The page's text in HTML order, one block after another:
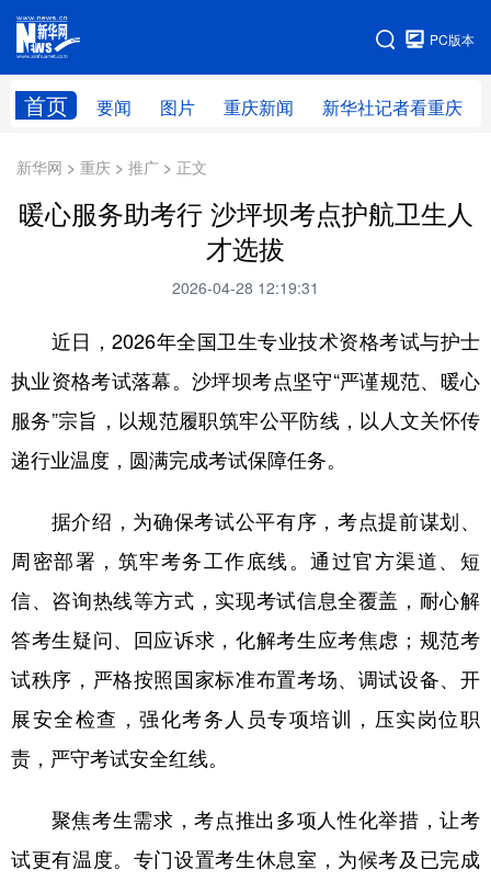
PC版本
首页 要闻 图片 重庆新闻 新华社记者看重庆
网站地图
新华网 > 重庆 > 推广 > 正文
暖心服务助考行 沙坪坝考点护航卫生人
才选拔
2026-04-28 12:19:31
近日，2026年全国卫生专业技术资格考试与护士
执业资格考试落幕。沙坪坝考点坚守“严谨规范、暖心
服务”宗旨，以规范履职筑牢公平防线，以人文关怀传
递行业温度，圆满完成考试保障任务。
据介绍，为确保考试公平有序，考点提前谋划、
周密部署，筑牢考务工作底线。通过官方渠道、短
信、咨询热线等方式，实现考试信息全覆盖，耐心解
答考生疑问、回应诉求，化解考生应考焦虑；规范考
试秩序，严格按照国家标准布置考场、调试设备、开
展安全检查，强化考务人员专项培训，压实岗位职
责，严守考试安全红线。
聚焦考生需求，考点推出多项人性化举措，让考
试更有温度。专门设置考生休息室，为候考及已完成